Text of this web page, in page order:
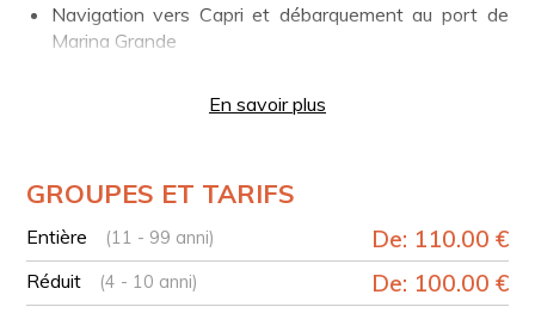
Navigation vers Capri et débarquement au port de
Marina Grande
Visite du centre de Capri
Visite de la Certosa di San Giacomo et des Jardins
d'Auguste (optionnel)
Retour au port d'Ischia
En savoir plus
GROUPES ET TARIFS
Entière (11 - 99 anni) De: 110.00 €
Réduit (4 - 10 anni) De: 100.00 €